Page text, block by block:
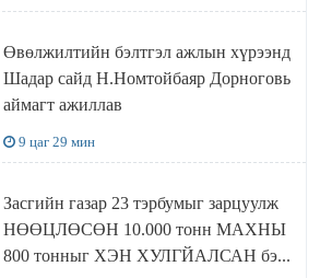
Өвөлжилтийн бэлтгэл ажлын хүрээнд
Шадар сайд Н.Номтойбаяр Дорноговь
аймагт ажиллав
9 цаг 29 мин
Засгийн газар 23 тэрбумыг зарцуулж
НӨӨЦЛӨСӨН 10.000 тонн МАХНЫ
800 тонныг ХЭН ХУЛГЙАЛСАН бэ...